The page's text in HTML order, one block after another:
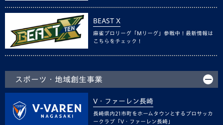
BEAST X
麻雀プロリーグ「Mリーグ」参戦中！最新情報は
こちらをチェック！
スポーツ・地域創生事業
V・ファーレン長崎
長崎県内21市町をホームタウンとするプロサッカ
ークラブ「V・ファーレン長崎」